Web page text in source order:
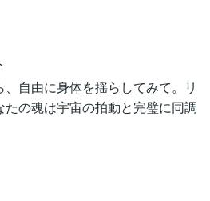
自由に身体を揺らしてみて。リ
の魂は宇宙の拍動と完璧に同調